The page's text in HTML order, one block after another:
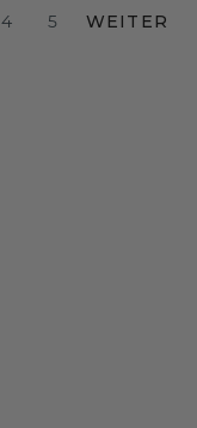
4 5 WEITER